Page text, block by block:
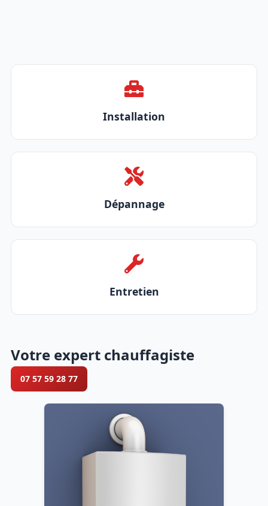
Installation
Dépannage
Entretien
Votre expert chauffagiste
07 57 59 28 77